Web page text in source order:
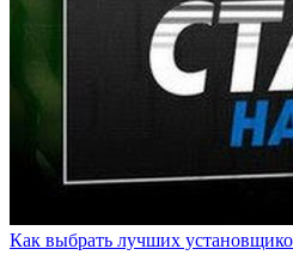
Как выбрать лучших